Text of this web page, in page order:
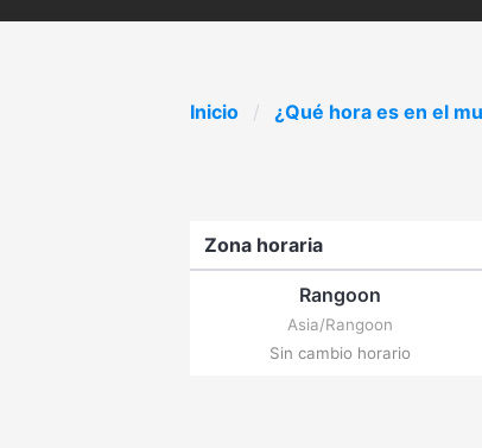
Inicio ¿Qué hora es en el
Zona horaria
Rangoon
Asia/Rangoon
Sin cambio horario